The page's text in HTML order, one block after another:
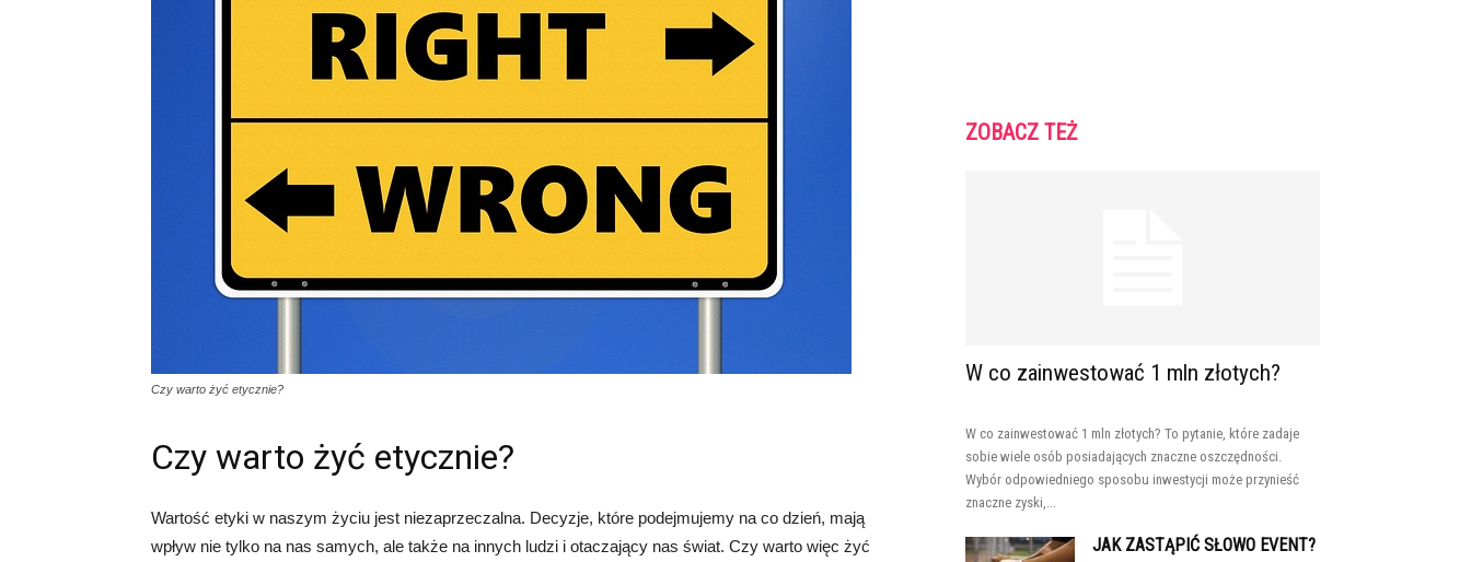
Czy warto żyć etycznie?
Czy warto żyć etycznie?
Wartość etyki w naszym życiu jest niezaprzeczalna. Decyzje, które podejmujemy na co dzień, mają
wpływ nie tylko na nas samych, ale także na innych ludzi i otaczający nas świat. Czy warto więc żyć
ZOBACZ TEŻ
W co zainwestować 1 mln złotych?
W co zainwestować 1 mln złotych? To pytanie, które zadaje
sobie wiele osób posiadających znaczne oszczędności.
Wybór odpowiedniego sposobu inwestycji może przynieść
znaczne zyski,...
JAK ZASTĄPIĆ SŁOWO EVENT?